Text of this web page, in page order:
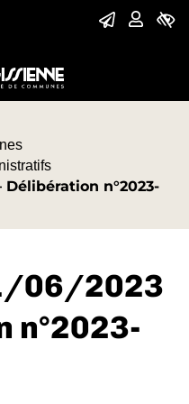
onglet)
nouvel onglet)
dans un nouvel onglet)
Délibération n°2023-
06/2023
n°2023-